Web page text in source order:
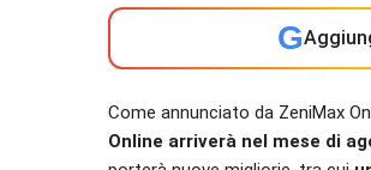
G
Come annunciato da ZeniMax
Online arriverà nel mese di